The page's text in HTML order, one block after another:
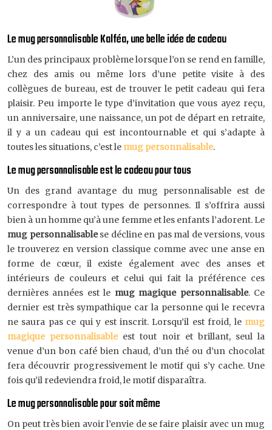
Le mug personnalisable Kalféa, une belle idée de cadeau
L’un des principaux problème lorsque l’on se rend en famille,
chez des amis ou même lors d’une petite visite à des
collègues de bureau, est de trouver le petit cadeau qui fera
plaisir. Peu importe le type d’invitation que vous ayez reçu,
un anniversaire, une naissance, un pot de départ en retraite,
il y a un cadeau qui est incontournable et qui s’adapte à
toutes les situations, c’est le mug personnalisable.
Le mug personnalisable est le cadeau pour tous
Un des grand avantage du mug personnalisable est de
correspondre à tout types de personnes. Il s’offrira aussi
bien à un homme qu’à une femme et les enfants l’adorent. Le
mug personnalisablese décline en pas mal de versions, vous
le trouverez en version classique comme avec une anse en
forme de cœur, il existe également avec des anses et
intérieurs de couleurs et celui qui fait la préférence ces
dernières années est le mug magique personnalisable. Ce
dernier est très sympathique car la personne qui le recevra
ne saura pas ce qui y est inscrit. Lorsqu’il est froid, le mug
magique personnalisableest tout noir et brillant, seul la
venue d’un bon café bien chaud, d’un thé ou d’un chocolat
fera découvrir progressivement le motif qui s’y cache. Une
fois qu’il redeviendra froid, le motif disparaîtra.
Le mug personnalisable pour soit même
On peut très bien avoir l’envie de se faire plaisir avec un mug